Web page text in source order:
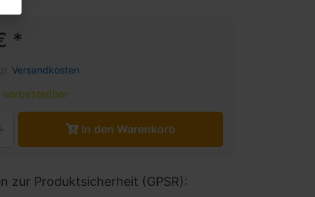
*
Versandkosten
vorbestellbar
In den Warenkorb
zur Produktsicherheit (GPSR):